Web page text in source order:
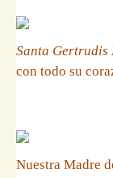
Santa Gertrudis
con todo su
Nuestra Madre